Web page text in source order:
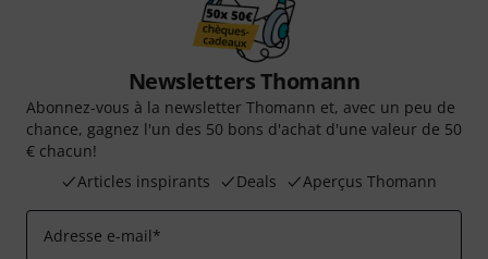
Newsletters Thomann
Abonnez-vous à la newsletter Thomann et, avec un peu de
chance, gagnez l'un des 50 bons d'achat d'une valeur de 50
€ chacun!
Articles inspirants
Deals Aperçus Thomann
Adresse e-mail*